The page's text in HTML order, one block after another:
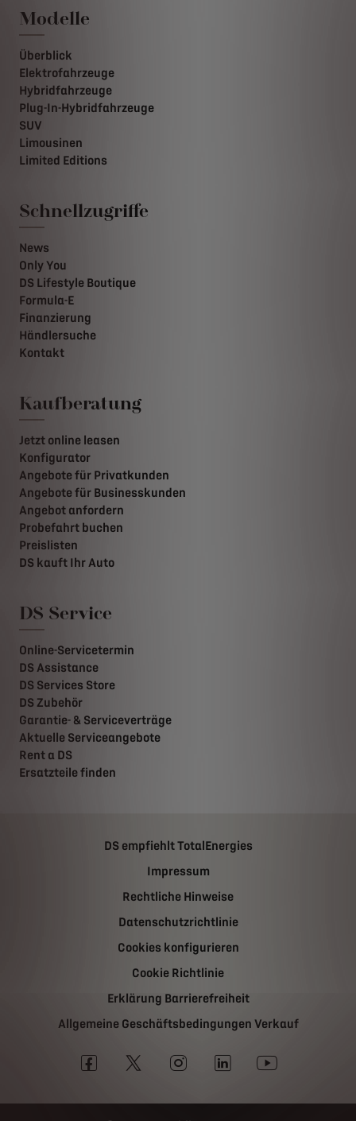
Modelle
Überblick
Elektrofahrzeuge
Hybridfahrzeuge
Plug-In-Hybridfahrzeuge
SUV
Limousinen
Limited Editions
Schnellzugriffe
News
Only You
DS Lifestyle Boutique
Formula-E
Finanzierung
Händlersuche
Kontakt
Kaufberatung
Jetzt online leasen
Konfigurator
Angebote für Privatkunden
Angebote für Businesskunden
Angebot anfordern
Probefahrt buchen
Preislisten
DS kauft Ihr Auto
DS Service
Online-Servicetermin
DS Assistance
DS Services Store
DS Zubehör
Garantie- & Serviceverträge
Aktuelle Serviceangebote
Rent a DS
Ersatzteile finden
DS empfiehlt TotalEnergies
Impressum
Rechtliche Hinweise
Datenschutzrichtlinie
Cookies konfigurieren
Cookie Richtlinie
Erklärung Barrierefreiheit
Allgemeine Geschäftsbedingungen Verkauf